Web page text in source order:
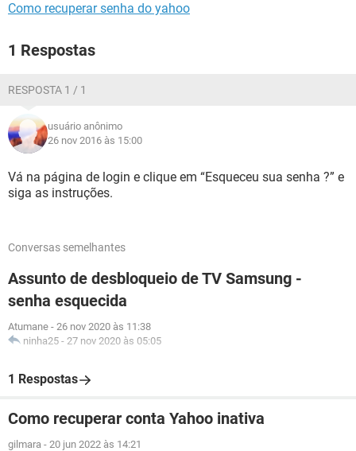
Como recuperar senha do yahoo
1 Respostas
RESPOSTA 1 / 1
usuário anônimo
26 nov 2016 às 15:00
Vá na página de login e clique em “Esqueceu sua senha ?” e
siga as instruções.
Conversas semelhantes
Assunto de desbloqueio de TV Samsung -
senha esquecida
Atumane - 26 nov 2020 às 11:38
ninha25 - 27 nov 2020 às 05:05
1 Respostas
Como recuperar conta Yahoo inativa
gilmara - 20 jun 2022 às 14:21